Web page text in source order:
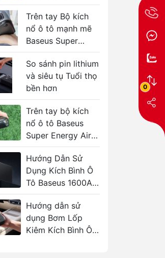
0
Energy 600A 4in1
Trên tay Bộ kích
nổ ô tô mạnh mẽ
Baseus Super
Energy 3000A
So sánh pin lithium
và siêu tụ Tuổi thọ
bền hơn
Trên tay bộ kích
nổ ô tô Baseus
Super Energy Air
Car 1000A
Hướng Dẫn Sử
Dụng Kích Bình Ô
Tô Baseus 1600A
Sạc Nhanh
Hướng dẫn sử
dụng Bơm Lốp
Kiêm Kích Bình Ô
Máy Bơm Lốp Xe
Hơi Mini USAMS
US-ZB215 Pin
5000mAh
839.000₫ 1.440.000₫
Máy
Baseus
Máy Bơm Lốp Ô Tô
Không Dây Baseus
SuperMini Pro
50W 4000mAh
899.000₫ 1.460.000₫